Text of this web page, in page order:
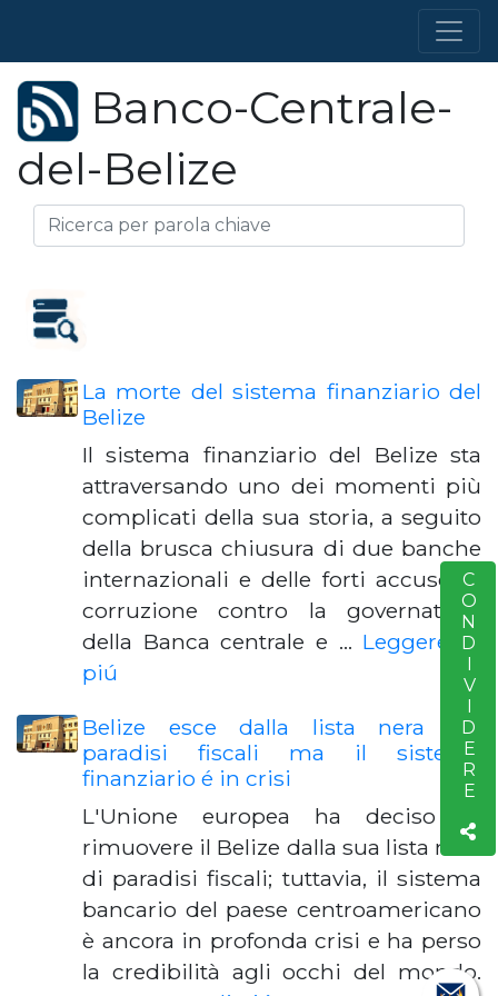
Banco-Centrale-
del-Belize
La morte del sistema finanziario del
Belize
Il sistema finanziario del Belize sta
attraversando uno dei momenti più
complicati della sua storia, a seguito
della brusca chiusura di due banche
internazionali e delle forti accuse di
corruzione contro la governatrice
della Banca centrale e … Leggere di
piú
Belize esce dalla lista nera dei
paradisi fiscali ma il sistema
finanziario é in crisi
L'Unione europea ha deciso di
rimuovere il Belize dalla sua lista nera
di paradisi fiscali; tuttavia, il sistema
bancario del paese centroamericano
è ancora in profonda crisi e ha perso
la credibilità agli occhi del mondo.
CONDIVIDERE